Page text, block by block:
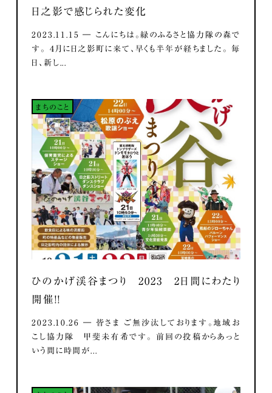
日之影で感じられた変化
2023.11.15 ― こんにちは。緑のふるさと協力隊の森で
す。 ４月に日之影町に来て、早くも半年が経ちました。 毎
日、新し...
まちのこと
ひのかげ渓谷まつり 2023 2日間にわたり
開催！！
2023.10.26 ― 皆さま ご無沙汰しております。地域お
こし協力隊 甲斐未有希です。 前回の投稿からあっと
いう間に時間が...